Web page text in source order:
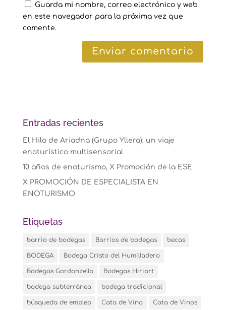
Guarda mi nombre, correo electrónico y web
en este navegador para la próxima vez que
comente.
Entradas recientes
El Hilo de Ariadna (Grupo Yllera): un viaje
enoturístico multisensorial
10 años de enoturismo, X Promoción de la ESE
X PROMOCIÓN DE ESPECIALISTA EN
ENOTURISMO
Etiquetas
barrio de bodegas Barrios de bodegas becas
BODEGA Bodega Cristo del Humilladero
Bodegas Gordonzello Bodegas Hiriart
bodega subterránea bodega tradicional
búsqueda de empleo Cata de Vino Cata de Vinos